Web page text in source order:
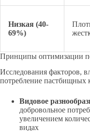
Низкая (40-
69%)
Принципы оптимизации
Исследования факторов,
потребление пастбищных
Видовое
добровольное
увеличением
видах